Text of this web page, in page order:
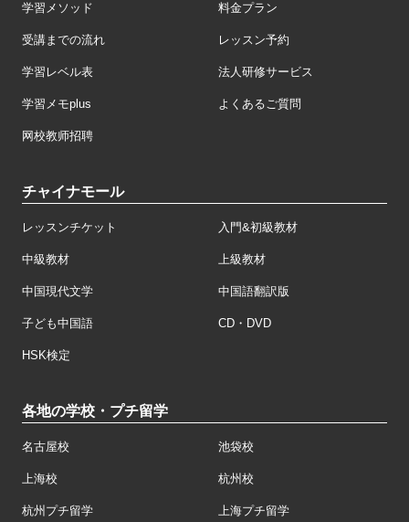
学習メソッド 料金プラン
受講までの流れ レッスン予約
学習レベル表 法人研修サービス
学習メモplus よくあるご質問
网校教师招聘
チャイナモール
レッスンチケット 入門&初級教材
中級教材 上級教材
中国現代文学 中国語翻訳版
子ども中国語 CD・DVD
HSK検定
各地の学校・プチ留学
名古屋校 池袋校
上海校 杭州校
杭州プチ留学 上海プチ留学